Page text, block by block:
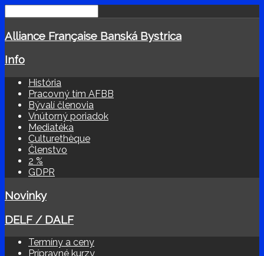
Alliance Française Banská Bystrica
Info
História
Pracovný tím AFBB
Bývalí členovia
Vnútorný poriadok
Mediatéka
Culturethèque
Členstvo
2 %
GDPR
Novinky
DELF / DALF
Termíny a ceny
Prípravné kurzy